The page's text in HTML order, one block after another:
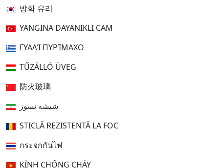
방화 유리
YANGINA DAYANIKLI CAM
ΓΥΑΛΊ ΠΥΡΊΜΑΧΟ
TŰZÁLLÓ ÜVEG
防火玻璃
شیشه نسوز
STICLĂ REZISTENTĂ LA FOC
กระจกกันไฟ
KÍNH CHỐNG CHÁY